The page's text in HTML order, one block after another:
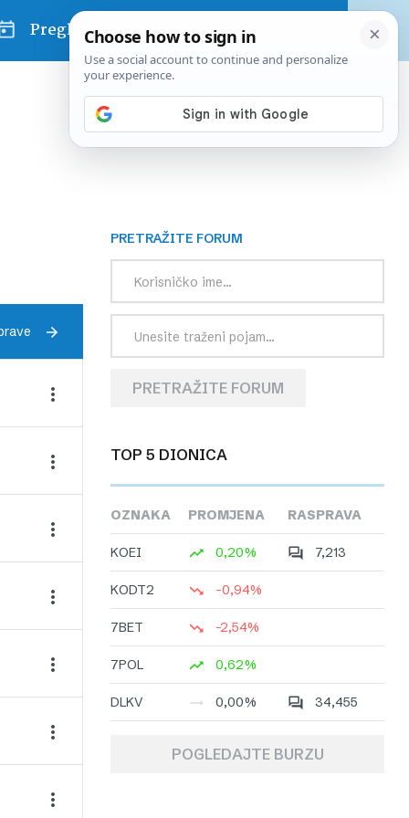
Pregled dana
PRETRAŽITE FORUM
PRETRAŽITE FORUM
TOP 5 DIONICA
OZNAKA PROMJENA RASPRAVA
KOEI 0,20% 7,213
KODT2 -0,94%
7BET -2,54%
7POL 0,62%
DLKV 0,00% 34,455
POGLEDAJTE BURZU